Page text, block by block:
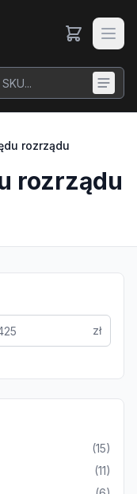
rozrządu
rozrządu
zł
(15)
(11)